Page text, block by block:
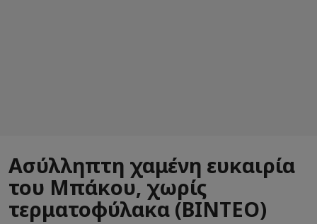
Ασύλληπτη χαμένη ευκαιρία
του Μπάκου, χωρίς
τερματοφύλακα (ΒΙΝΤΕΟ)